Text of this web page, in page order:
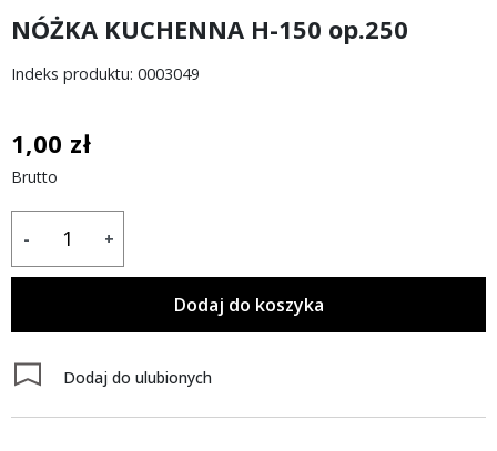
NÓŻKA KUCHENNA H-150 op.250
Indeks produktu: 0003049
1,00 zł
Brutto
- +
Dodaj do koszyka
Dodaj do ulubionych